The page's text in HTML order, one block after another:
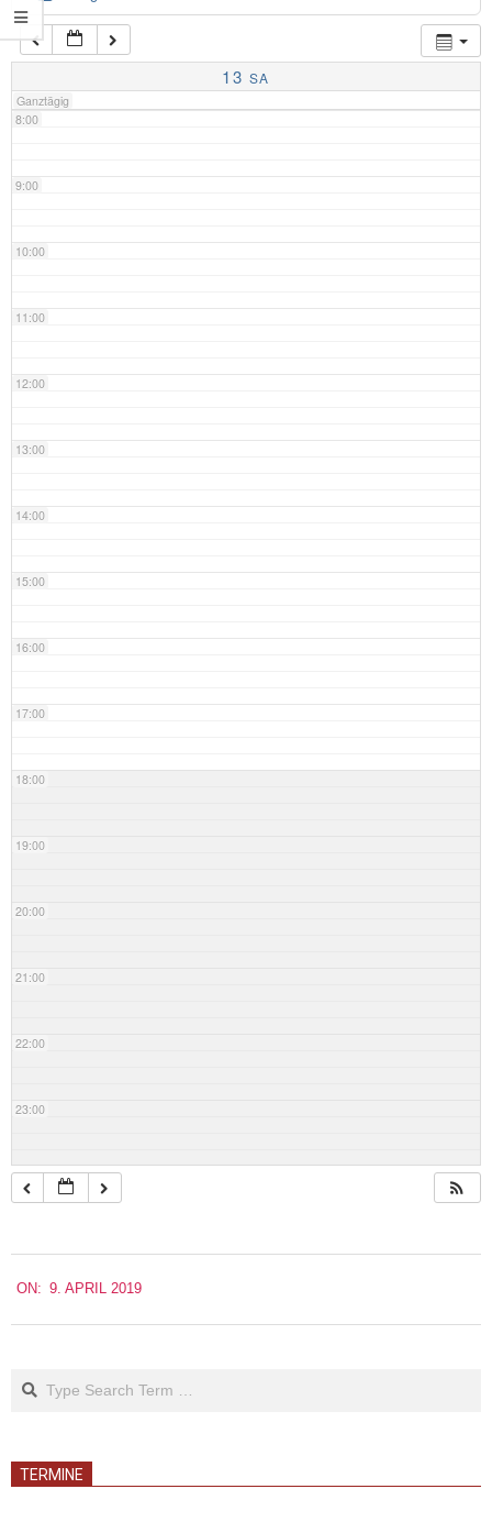
13 SA
Ganztägig
7:00
8:00
9:00
10:00
11:00
12:00
13:00
14:00
15:00
16:00
17:00
18:00
19:00
20:00
21:00
22:00
23:00
04-
09
ON: 9. APRIL 2019
TERMINE